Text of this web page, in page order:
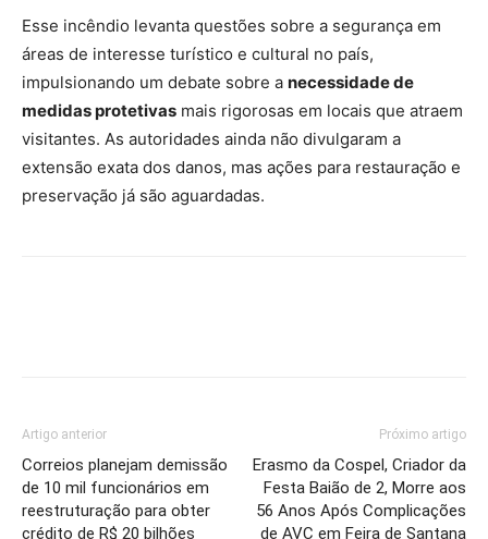
Esse incêndio levanta questões sobre a segurança em
áreas de interesse turístico e cultural no país,
impulsionando um debate sobre a necessidade de
medidas protetivas mais rigorosas em locais que atraem
visitantes. As autoridades ainda não divulgaram a
extensão exata dos danos, mas ações para restauração e
preservação já são aguardadas.
Artigo anterior
Correios planejam demissão
de 10 mil funcionários em
reestruturação para obter
crédito de R$ 20 bilhões
Próximo artigo
Erasmo da Cospel, Criador da
Festa Baião de 2, Morre aos
56 Anos Após Complicações
de AVC em Feira de Santana